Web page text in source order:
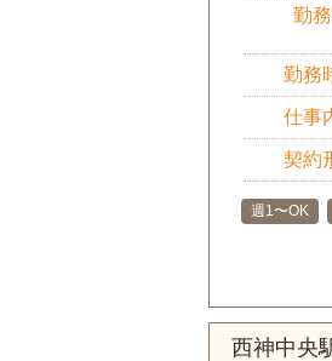
勤
勤務
仕事
契約
週1〜OK
西神中央